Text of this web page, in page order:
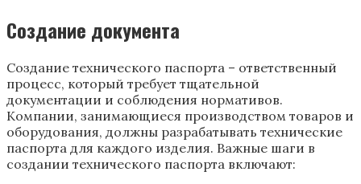
Создание документа
Создание технического паспорта – ответственный
процесс, который требует тщательной
документации и соблюдения нормативов.
Компании, занимающиеся производством товаров и
оборудования, должны разрабатывать технические
паспорта для каждого изделия. Важные шаги в
создании технического паспорта включают: